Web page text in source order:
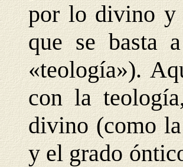
por lo divino y
que se basta
«teología»).
con la
divino (como
y el grado